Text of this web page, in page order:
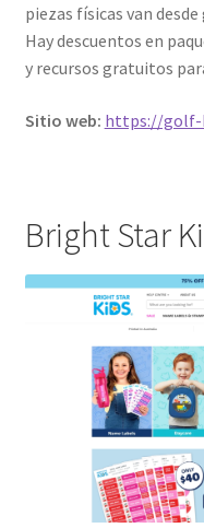
piezas físicas van
Hay descuentos en
y recursos gratuitos
Sitio web: https://golf-
Bright Star